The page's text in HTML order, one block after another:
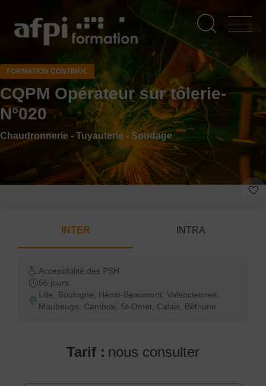
contenu
FORMATION CONTINUE
CQPM Opérateur sur tôlerie-
N°020
Chaudronnerie - Tuyauterie - Soudage
INTER INTRA
Accessibilité des PSH
56 jours
Lille, Boulogne, Hénin-Beaumont, Valenciennes,
Maubeuge, Cambrai, St-Omer, Calais, Béthune
Tarif : nous consulter